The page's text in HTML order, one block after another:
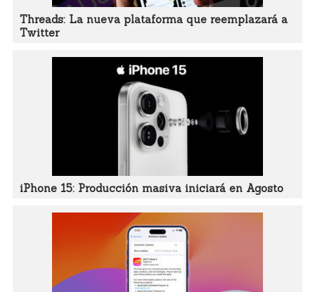
Threads: La nueva plataforma que reemplazará a
Twitter
iPhone 15: Producción masiva iniciará en Agosto